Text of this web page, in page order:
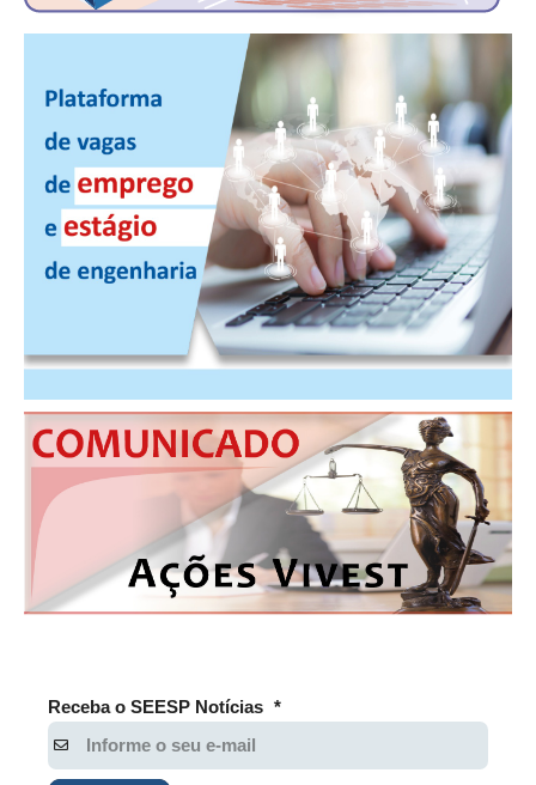
JURÍDICO
ACORDOS, CONVENÇÕES E DISSÍDIOS
CONTRIBUIÇÕES
CONTRIBUIÇÃO ASSISTENCIAL
CONTRIBUIÇÃO ASSOCIATIVA OU ANUIDADE DE SÓCIO
CONTRIBUIÇÃO SINDICAL URBANA
REVISÃO DE APOSENTADORIA
FGTS EXPURGOS
FGTS CORREÇÃO
LEGISLAÇÃO
LEI 4.950-A/1966 – PISO SALARIAL
LEI 5.194/1966 – REGULAMENTAÇÃO DA PROFISSÃO
RES 1.002/2002 – CÓDIGO DE ÉTICA
HOMOLOGAÇÕES
Receba o SEESP Notícias *